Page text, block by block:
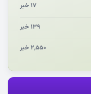
۱۷ خبر
۱۳۹ خبر
۲,۵۵۰ خبر